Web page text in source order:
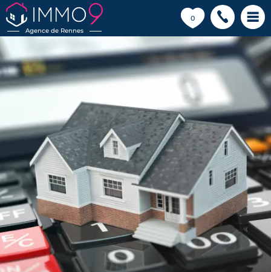
Agence de Rennes
0
💗